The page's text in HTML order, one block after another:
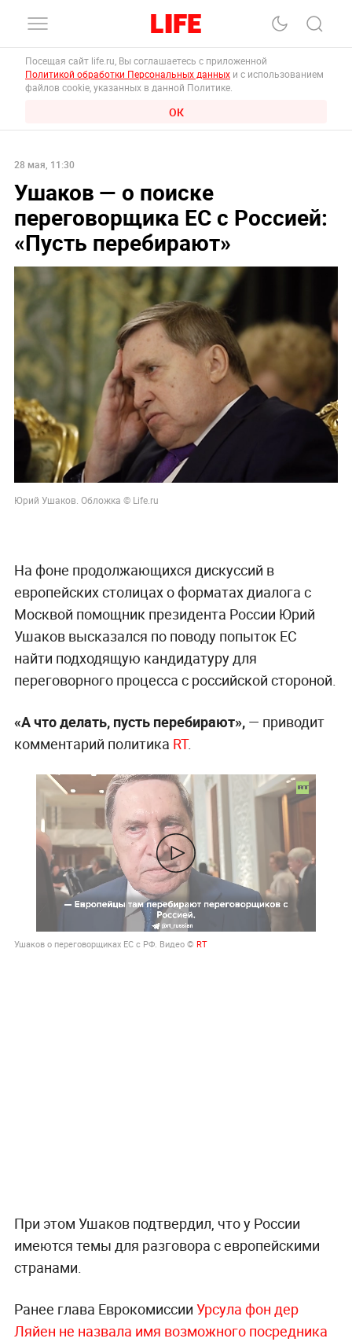
Посещая сайт life.ru, Вы соглашаетесь с приложенной
Политикой обработки Персональных данных и с использованием
файлов cookie, указанных в данной Политике.
ОК
28 мая, 11:30
Ушаков — о поиске
переговорщика ЕС с Россией:
«Пусть перебирают»
Юрий Ушаков. Обложка © Life.ru
На фоне продолжающихся дискуссий в
европейских столицах о форматах диалога с
Москвой помощник президента России Юрий
Ушаков высказался по поводу попыток ЕС
найти подходящую кандидатуру для
переговорного процесса с российской стороной.
«А что делать, пусть перебирают», — приводит
комментарий политика RT.
Ушаков о переговорщиках ЕС с РФ. Видео © RT
При этом Ушаков подтвердил, что у России
имеются темы для разговора с европейскими
странами.
Ранее глава Еврокомиссии Урсула фон дер
Ляйен не назвала имя возможного посредника